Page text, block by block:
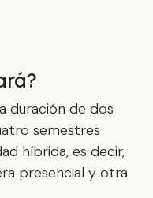
duración de dos
semestres
híbrida, es decir,
presencial y otra